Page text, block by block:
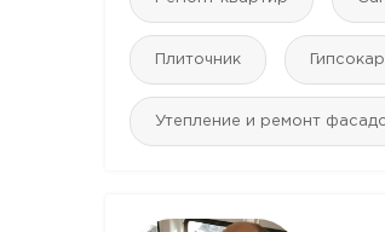
Плиточник
Утепление и ремонт